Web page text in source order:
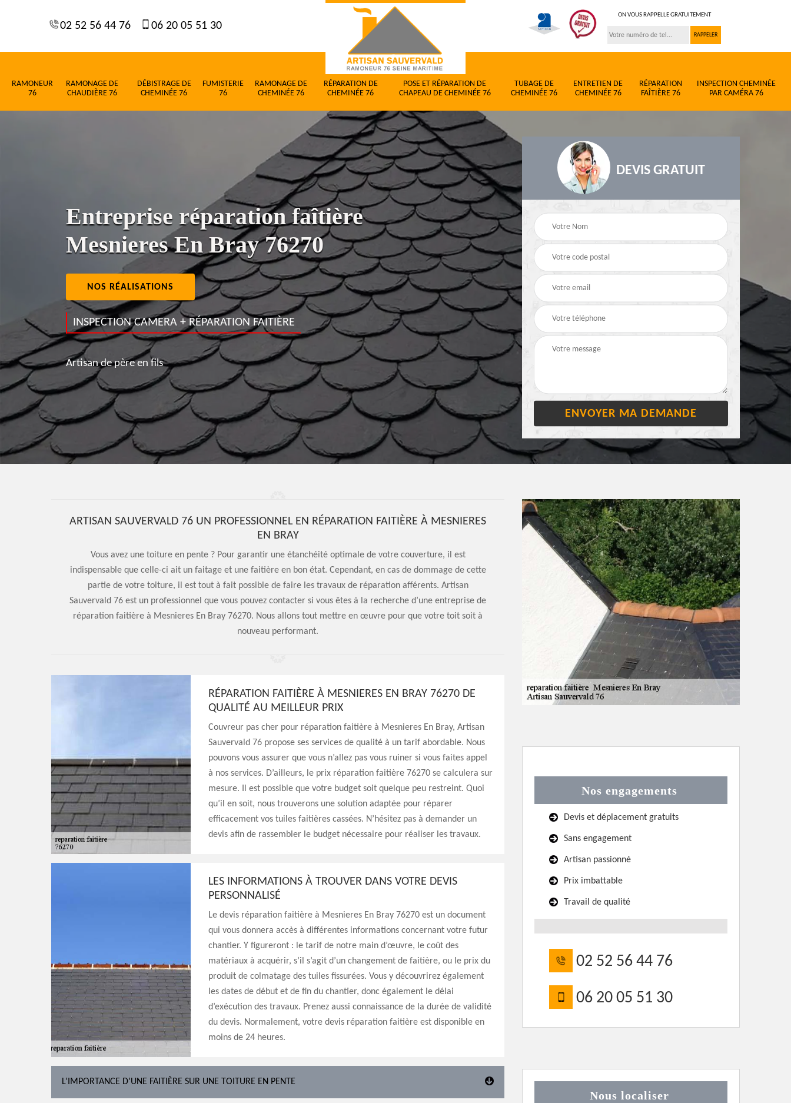
02 52 56 44 76 06 20 05 51 30
ON VOUS RAPPELLE GRATUITEMENT
RAMONEUR
76
RAMONAGE DE
CHAUDIÈRE 76
DÉBISTRAGE DE
CHEMINÉE 76
FUMISTERIE
76
RAMONAGE DE
CHEMINÉE 76
RÉPARATION DE
CHEMINÉE 76
POSE ET RÉPARATION DE
CHAPEAU DE CHEMINÉE 76
TUBAGE DE
CHEMINÉE 76
ENTRETIEN DE
CHEMINÉE 76
RÉPARATION
FAÎTIÈRE 76
INSPECTION CHEMINÉE
PAR CAMÉRA 76
Entreprise réparation faîtière
Mesnieres En Bray 76270
NOS RÉALISATIONS
INSPECTION CAMERA + RÉPARATION FAITIÈRE
Artisan de père en fils
DEVIS GRATUIT
ARTISAN SAUVERVALD 76 UN PROFESSIONNEL EN RÉPARATION FAITIÈRE À MESNIERES
EN BRAY
Vous avez une toiture en pente ? Pour garantir une étanchéité optimale de votre couverture, il est
indispensable que celle-ci ait un faitage et une faitière en bon état. Cependant, en cas de dommage de cette
partie de votre toiture, il est tout à fait possible de faire les travaux de réparation afférents. Artisan
Sauvervald 76 est un professionnel que vous pouvez contacter si vous êtes à la recherche d’une entreprise de
réparation faitière à Mesnieres En Bray 76270. Nous allons tout mettre en œuvre pour que votre toit soit à
nouveau performant.
RÉPARATION FAITIÈRE À MESNIERES EN BRAY 76270 DE
QUALITÉ AU MEILLEUR PRIX
Couvreur pas cher pour réparation faitière à Mesnieres En Bray, Artisan
Sauvervald 76 propose ses services de qualité à un tarif abordable. Nous
pouvons vous assurer que vous n’allez pas vous ruiner si vous faites appel
à nos services. D’ailleurs, le prix réparation faitière 76270 se calculera sur
mesure. Il est possible que votre budget soit quelque peu restreint. Quoi
qu’il en soit, nous trouverons une solution adaptée pour réparer
efficacement vos tuiles faitières cassées. N’hésitez pas à demander un
devis afin de rassembler le budget nécessaire pour réaliser les travaux.
LES INFORMATIONS À TROUVER DANS VOTRE DEVIS
PERSONNALISÉ
Le devis réparation faitière à Mesnieres En Bray 76270 est un document
qui vous donnera accès à différentes informations concernant votre futur
chantier. Y figureront : le tarif de notre main d’œuvre, le coût des
matériaux à acquérir, s’il s’agit d’un changement de faitière, ou le prix du
produit de colmatage des tuiles fissurées. Vous y découvrirez également
les dates de début et de fin du chantier, donc également le délai
d’exécution des travaux. Prenez aussi connaissance de la durée de validité
du devis. Normalement, votre devis réparation faitière est disponible en
moins de 24 heures.
L’IMPORTANCE D’UNE FAITIÈRE SUR UNE TOITURE EN PENTE
Nos engagements
Devis et déplacement gratuits
Sans engagement
Artisan passionné
Prix imbattable
Travail de qualité
02 52 56 44 76
06 20 05 51 30
Nous localiser